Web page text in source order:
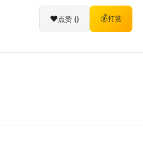
❤️点赞 () 💰打赏